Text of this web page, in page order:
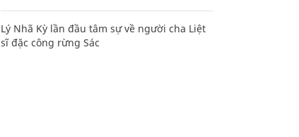
Lý Nhã Kỳ lần đầu tâm sự về người cha Liệt
sĩ đặc công rừng Sác